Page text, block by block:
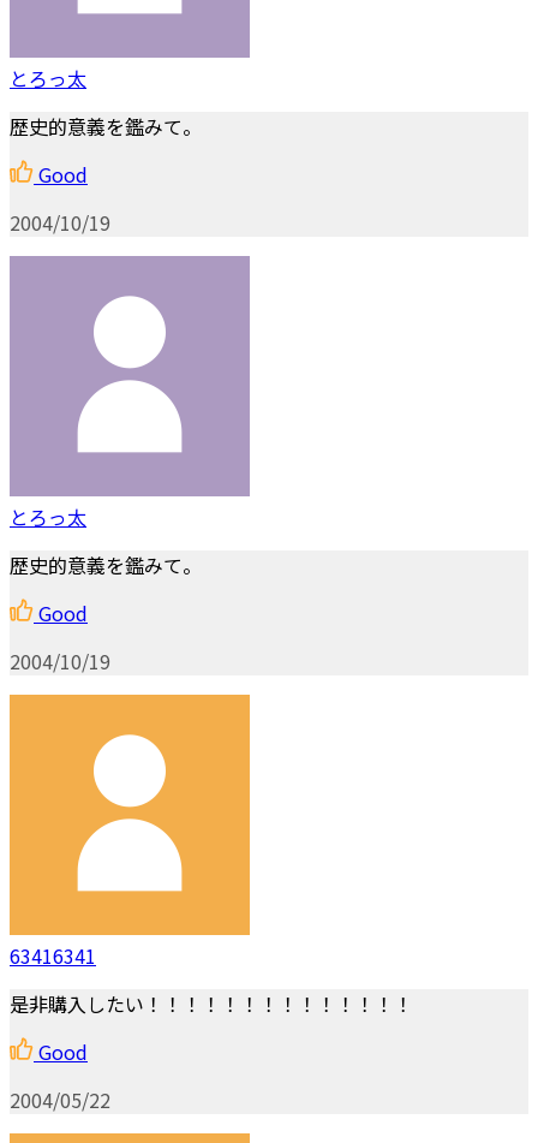
とろっ太
歴史的意義を鑑みて。
Good
2004/10/19
とろっ太
歴史的意義を鑑みて。
Good
2004/10/19
63416341
是非購入したい！！！！！！！！！！！！！！
Good
2004/05/22